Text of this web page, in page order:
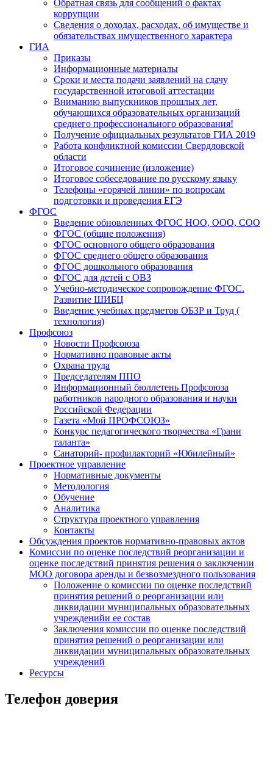
Обратная связь для сообщений о фактах
коррупции
Сведения о доходах, расходах, об имуществе и
обязательствах имущественного характера
ГИА
Приказы
Информационные материалы
Сроки и места подачи заявлений на сдачу
государственной итоговой аттестации
Вниманию выпускников прошлых лет,
обучающихся образовательных организаций
среднего профессионального образования!
Получение официальных результатов ГИА 2019
Работа конфликтной комиссии Свердловской
области
Итоговое сочинение (изложение)
Итоговое собеседование по русскому языку
Телефоны «горячей линии» по вопросам
подготовки и проведения ЕГЭ
ФГОС
Введение обновленных ФГОС НОО, ООО, СОО
ФГОС (общие положения)
ФГОС основного общего образования
ФГОС среднего общего образования
ФГОС дошкольного образования
ФГОС для детей с ОВЗ
Учебно-методическое сопровождение ФГОС.
Развитие ШИБЦ
Введение учебных предметов ОБЗР и Труд (
технология)
Профсоюз
Новости Профсоюза
Нормативно правовые акты
Охрана труда
Председателям ППО
Информационный бюллетень Профсоюза
работников народного образования и науки
Российской Федерации
Газета «Мой ПРОФСОЮЗ»
Конкурс педагогического творчества «Грани
таланта»
Санаторий- профилакторий «Юбилейный»
Проектное управление
Нормативные документы
Методология
Обучение
Аналитика
Структура проектного управления
Контакты
Обсуждения проектов нормативно-правовых актов
Комиссии по оценке последствий реорганизации и
оценке последствий принятия решения о заключении
МОО договора аренды и безвозмездного пользования
Положение о комиссии по оценке последствий
принятия решений о реорганизации или
ликвидации муниципальных образовательных
учрежденийи ее состав
Заключения комиссии по оценке последствий
принятия решений о реорганизации или
ликвидации муниципальных образовательных
учреждений
Ресурсы
Телефон доверия